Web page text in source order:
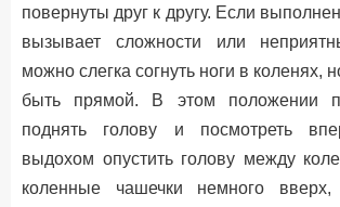
повернуты друг к другу. Если
вызывает сложности или
можно слегка согнуть ноги в коленях,
быть прямой. В этом положении
поднять голову и посмотреть
выдохом опустить голову между
коленные чашечки немного вверх,